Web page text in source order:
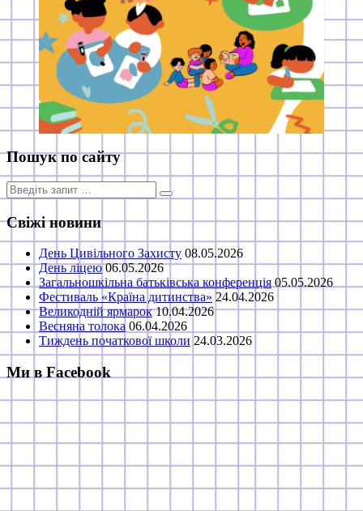
Пошук по сайту
Пошук
для:
Свіжі новини
День Цивільного Захисту 08.05.2026
День ліцею 06.05.2026
Загальношкільна батьківська конференція 05.05.2026
Фестиваль «Країна дитинства» 24.04.2026
Великодній ярмарок 10.04.2026
Весняна толока 06.04.2026
Тиждень початкової школи 24.03.2026
Ми в Facebook